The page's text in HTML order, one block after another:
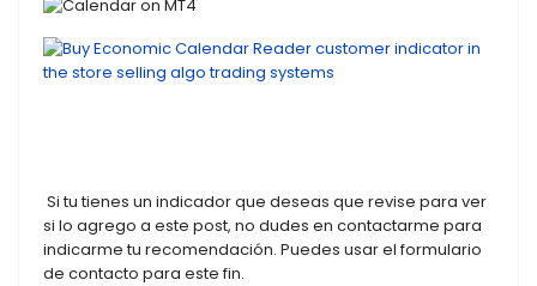
Si tu tienes un indicador que deseas que revise para ver
si lo agrego a este post, no dudes en contactarme para
indicarme tu recomendación. Puedes usar el formulario
de contacto para este fin.